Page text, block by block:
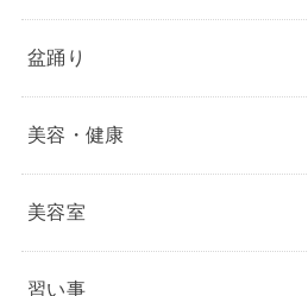
盆踊り
美容・健康
美容室
習い事